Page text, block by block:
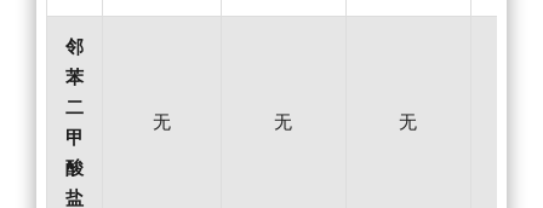
邻
苯
二
甲
酸
盐
无 无 无